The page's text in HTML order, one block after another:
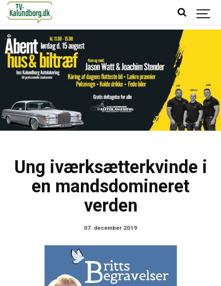
Ung iværksætterkvinde i
en mandsdomineret
verden
07. december 2019